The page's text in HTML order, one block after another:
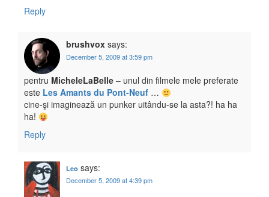
Reply
brushvox says:
December 5, 2009 at 3:59 pm
pentru MicheleLaBelle – unul din filmele mele preferate
este Les Amants du Pont-Neuf …
cine-şi imaginează un punker uitându-se la asta?! ha ha
ha!
Reply
Leo says:
December 5, 2009 at 4:39 pm